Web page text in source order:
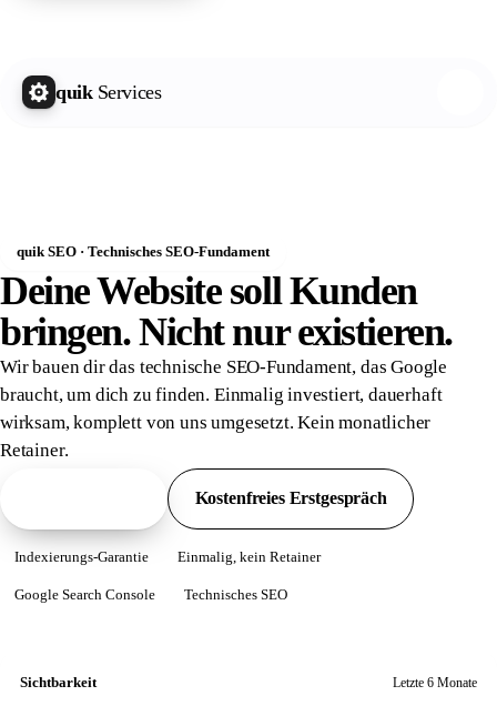
quik Services
quik SEO · Technisches SEO-Fundament
Deine Website soll Kunden
bringen. Nicht nurexistieren.
Wir bauen dir das technische SEO-Fundament, das Google
braucht, um dich zu finden. Einmalig investiert, dauerhaft
wirksam, komplett von uns umgesetzt. Kein monatlicher
Retainer.
Kostenfreies Erstgespräch
Indexierungs-Garantie Einmalig, kein Retainer
Google Search Console Technisches SEO
Sichtbarkeit Letzte 6 Monate